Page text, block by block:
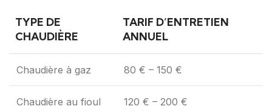
TYPE DE
CHAUDIÈRE
TARIF D’ENTRETIEN
ANNUEL
Chaudière à gaz 80 € – 150 €
Chaudière au fioul 120 € – 200 €